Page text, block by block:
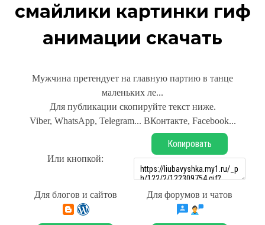
смайлики картинки гиф
анимации скачать
Мужчина претендует на главную партию в танце
маленьких ле...
Для публикации скопируйте текст ниже.
Viber, WhatsApp, Telegram... ВКонтакте, Facebook...
Или кнопкой:
Копировать
Для блогов и сайтов Для форумов и чатов